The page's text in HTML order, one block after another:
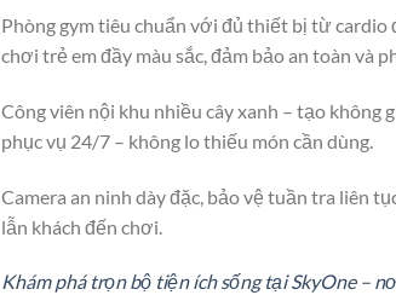
Phòng gym tiêu chuẩn với đủ thiết bị từ cardio
chơi trẻ em đầy màu sắc, đảm bảo an toàn và
Công viên nội khu nhiều cây xanh – tạo không
phục vụ 24/7 – không lo thiếu món cần dùng.
Camera an ninh dày đặc, bảo vệ tuần tra liên
lẫn khách đến chơi.
Khám phá trọn bộ tiện ích sống tại SkyOne –